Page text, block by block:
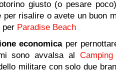
giusto (o pesare
risalire o avete un buon
per Paradise Beach
economicaper
sono avvalsa al
militare con solo due